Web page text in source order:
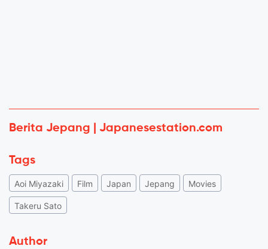
Berita Jepang | Japanesestation.com
Tags
Aoi Miyazaki Film Japan Jepang Movies
Takeru Sato
Author